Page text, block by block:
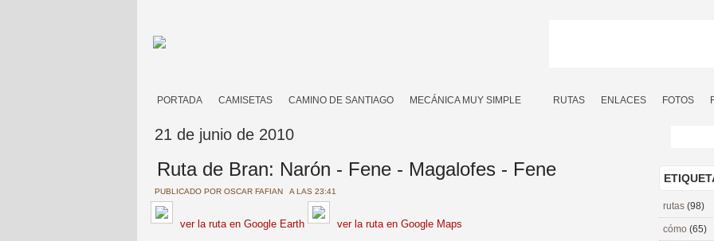
PORTADA CAMISETAS CAMINO DE SANTIAGO MECÁNICA MUY SIMPLE RUTAS ENLACES FOTOS
21 de junio de 2010
Ruta de Bran: Narón - Fene - Magalofes - Fene
PUBLICADO POR OSCAR FAFIAN A LAS 23:41
ver la ruta en Google Earth
ver la ruta en Google Maps
rutas (98)
cómo (65)